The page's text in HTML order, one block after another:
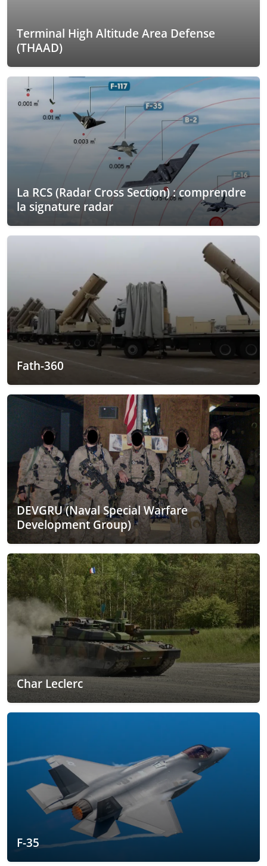
Terminal High Altitude Area Defense
(THAAD)
La RCS (Radar Cross Section) : comprendre
la signature radar
Fath-360
DEVGRU (Naval Special Warfare
Development Group)
Char Leclerc
F-35